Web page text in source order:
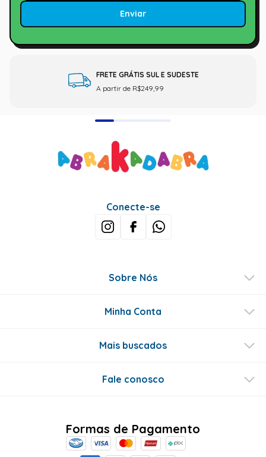
Enviar
FRETE GRÁTIS SUL E SUDESTE
A partir de R$249,99
Conecte-se
Sobre Nós
Minha Conta
Mais buscados
Fale conosco
Formas de Pagamento